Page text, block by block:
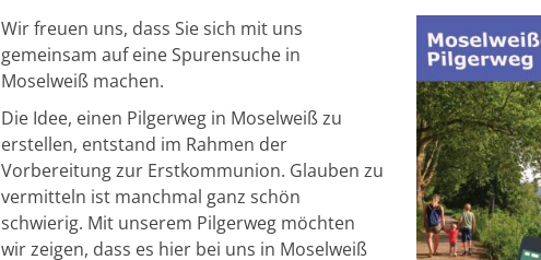
Wir freuen uns, dass Sie sich mit uns
gemeinsam auf eine Spurensuche in
Moselweiß machen.
Die Idee, einen Pilgerweg in Moselweiß zu
erstellen, entstand im Rahmen der
Vorbereitung zur Erstkommunion. Glauben zu
vermitteln ist manchmal ganz schön
schwierig. Mit unserem Pilgerweg möchten
wir zeigen, dass es hier bei uns in Moselweiß